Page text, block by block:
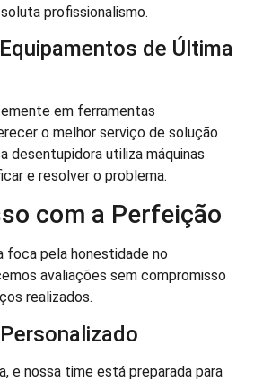
profissionalismo.
de Última
em ferramentas
o melhor serviço de solução
desentupidora utiliza máquinas
e resolver o problema.
com a Perfeição
foca pela honestidade no
avaliações sem compromisso
realizados.
e nossa time está preparada para